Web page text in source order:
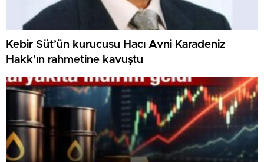
Kebir Süt’ün kurucusu Hacı Avni Karadeniz
Hakk’ın rahmetine kavuştu